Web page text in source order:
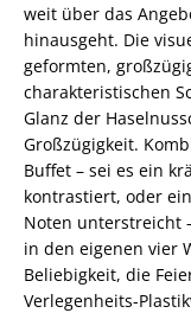
weit über das
hinausgeht. Die
geformten,
charakteristischen
Glanz der
Großzügigkeit.
Buffet – sei es ein
kontrastiert, oder
Noten unterstreicht
in den eigenen vier
Beliebigkeit, die
Verlegenheits-